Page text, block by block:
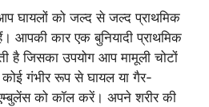
घायलों को जल्द से जल्द प्राथमिक
आपकी कार एक बुनियादी प्राथमिक
है जिसका उपयोग आप मामूली चोटों
गंभीर रूप से घायल या गैर-
को कॉल करें। अपने शरीर की